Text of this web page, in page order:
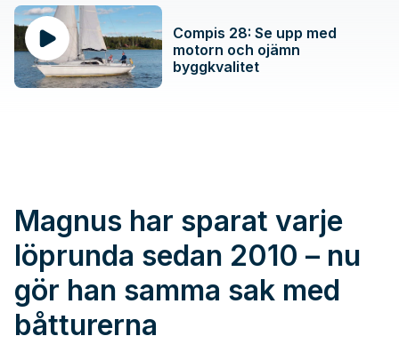
Compis 28: Se upp med
motorn och ojämn
byggkvalitet
Magnus har sparat varje
löprunda sedan 2010 – nu
gör han samma sak med
båtturerna